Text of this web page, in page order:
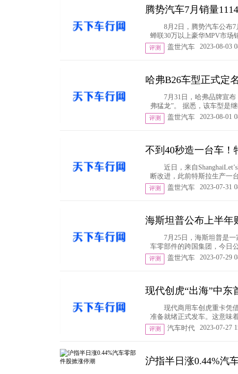
腾势汽车7月销量
8月2日，腾势汽车公布
蝉联30万以上豪华MPV市场
评测 盖世汽车 2023-08-03
哈弗B26车型正式定
7月31日，哈弗品牌宣
弗猛龙”。 据悉，该车型是
评测 盖世汽车 2023-08-01
不到40秒造一台车！
近日，来自
断改进，此前特斯拉生产一
评测 盖世汽车 2023-07-31
海斯坦普公布上半年
7月25日，海斯坦普是
车零部件的跨国集团，今日
评测 盖世汽车 2023-07-29
现代创虎“出海”中东
现代商用车创虎重卡凭
准备就绪正式发车。这意味
评测 汽车时代 2023-07-27
沪指半日涨0.44%汽